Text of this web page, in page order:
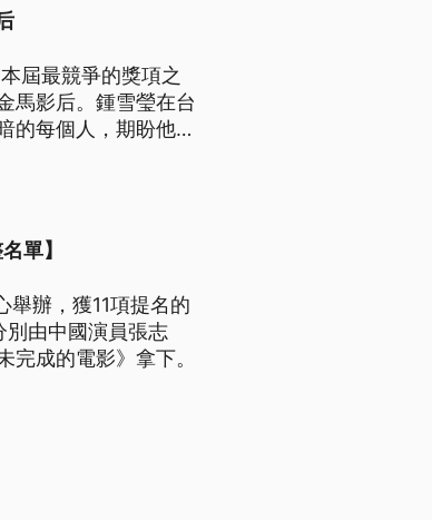
屆最競爭的獎項之
馬影后。鍾雪瑩在台
的每個人，期盼他們
單】
辦，獲11項提名的
別由中國演員張志
成的電影》拿下。